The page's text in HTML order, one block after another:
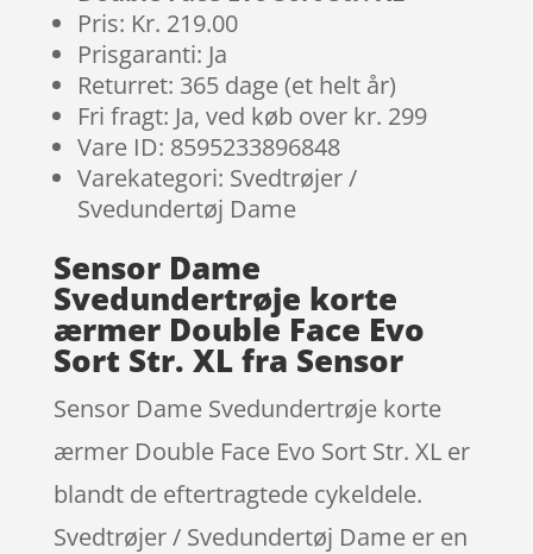
Pris: Kr. 219.00
Prisgaranti: Ja
Returret: 365 dage (et helt år)
Fri fragt: Ja, ved køb over kr. 299
Vare ID: 8595233896848
Varekategori: Svedtrøjer /
Svedundertøj Dame
Sensor Dame
Svedundertrøje korte
ærmer Double Face Evo
Sort Str. XL fra Sensor
Sensor Dame Svedundertrøje korte
ærmer Double Face Evo Sort Str. XL er
blandt de eftertragtede cykeldele.
Svedtrøjer / Svedundertøj Dame er en